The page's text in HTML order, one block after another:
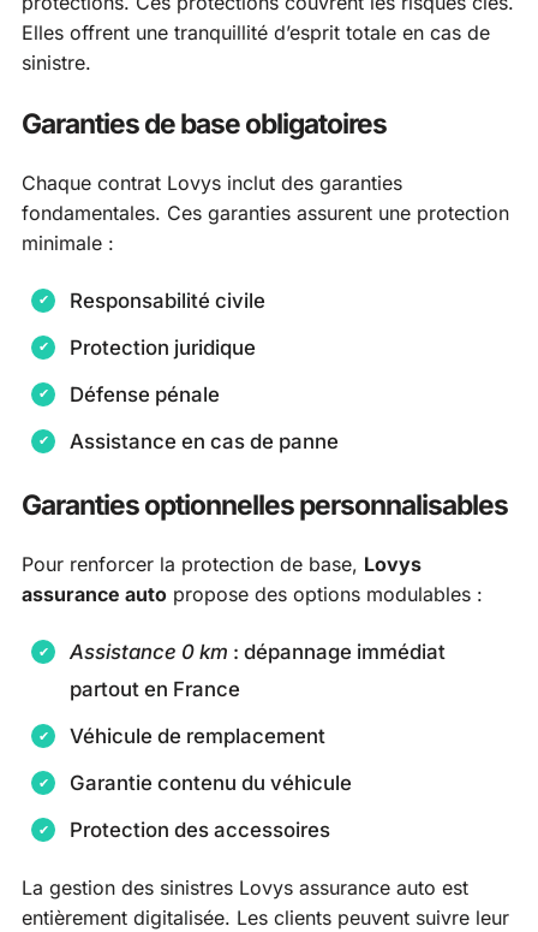
Elles offrent une tranquillité d’esprit totale en cas de
sinistre.
Garanties de base obligatoires
Chaque contrat Lovys inclut des garanties
fondamentales. Ces garanties assurent une protection
minimale :
Responsabilité civile
Protection juridique
Défense pénale
Assistance en cas de panne
Garanties optionnelles personnalisables
Pour renforcer la protection de base, Lovys
assurance auto propose des options modulables :
Assistance 0 km : dépannage immédiat
partout en France
Véhicule de remplacement
Garantie contenu du véhicule
Protection des accessoires
La gestion des sinistres Lovys assurance auto est
entièrement digitalisée. Les clients peuvent suivre leur